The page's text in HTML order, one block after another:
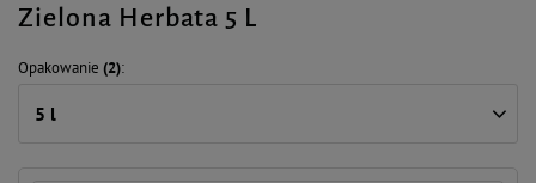
Zielona Herbata 5 L
Opakowanie (2)
5 l